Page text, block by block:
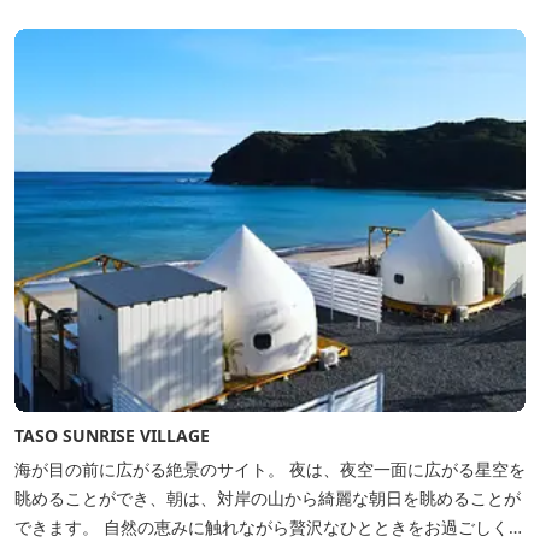
TASO SUNRISE VILLAGE
海が目の前に広がる絶景のサイト。 夜は、夜空一面に広がる星空を
眺めることができ、朝は、対岸の山から綺麗な朝日を眺めることが
できます。 自然の恵みに触れながら贅沢なひとときをお過ごしくだ